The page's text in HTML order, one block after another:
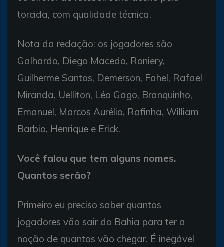
torcida, com qualidade técnica.
Nota da redação: os jogadores são
Galhardo, Diego Macedo, Roniery,
Guilherme Santos, Demerson, Fahel, Rafael
Miranda, Uelliton, Léo Gago, Branquinho,
Emanuel, Marcos Aurélio, Rafinha, William
Barbio, Henrique e Erick.
Você falou que tem alguns nomes.
Quantos serão?
Primeiro eu preciso saber quantos
jogadores vão sair do Bahia para ter a
noção de quantos vão chegar. É inegável